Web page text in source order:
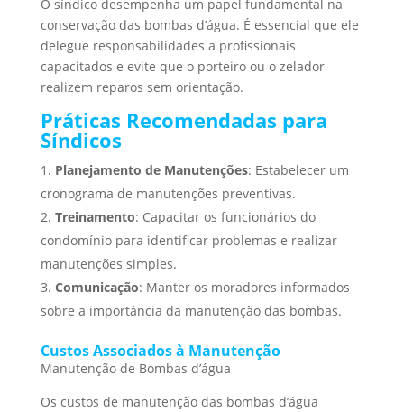
O síndico desempenha um papel fundamental na
conservação das bombas d’água. É essencial que ele
delegue responsabilidades a profissionais
capacitados e evite que o porteiro ou o zelador
realizem reparos sem orientação.
Práticas Recomendadas para
Síndicos
Planejamento de Manutenções: Estabelecer um
cronograma de manutenções preventivas.
Treinamento: Capacitar os funcionários do
condomínio para identificar problemas e realizar
manutenções simples.
Comunicação: Manter os moradores informados
sobre a importância da manutenção das bombas.
Custos Associados à Manutenção
Manutenção de Bombas d’água
Os custos de manutenção das bombas d’água